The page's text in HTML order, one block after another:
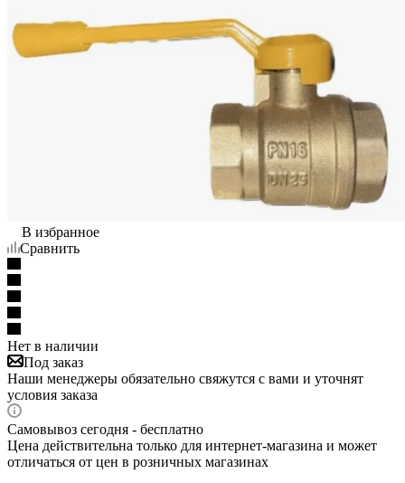
В избранное
Сравнить
Нет в наличии
Под заказ
Наши менеджеры обязательно свяжутся с вами и уточнят
условия заказа
Самовывоз сегодня - бесплатно
Цена действительна только для интернет-магазина и может
отличаться от цен в розничных магазинах